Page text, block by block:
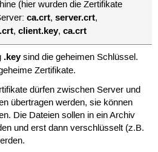
(hier wurden die Zertifikate
ca.crt,server.crt,
,client.key,ca.crt
.keysind die geheimen Schlüssel.
Zertifikate.
dürfen zwischen Server und
übertragen werden, sie können
Die Dateien sollen in ein Archiv
und erst dann verschlüsselt (z.B.